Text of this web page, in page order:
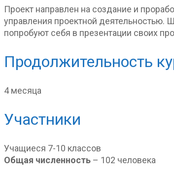
Проект направлен на создание и
управления проектной деятельностью.
попробуют себя в презентации своих
Продолжительность
4 месяца
Участники
Учащиеся 7-10 классов
Общая численность – 102 человека